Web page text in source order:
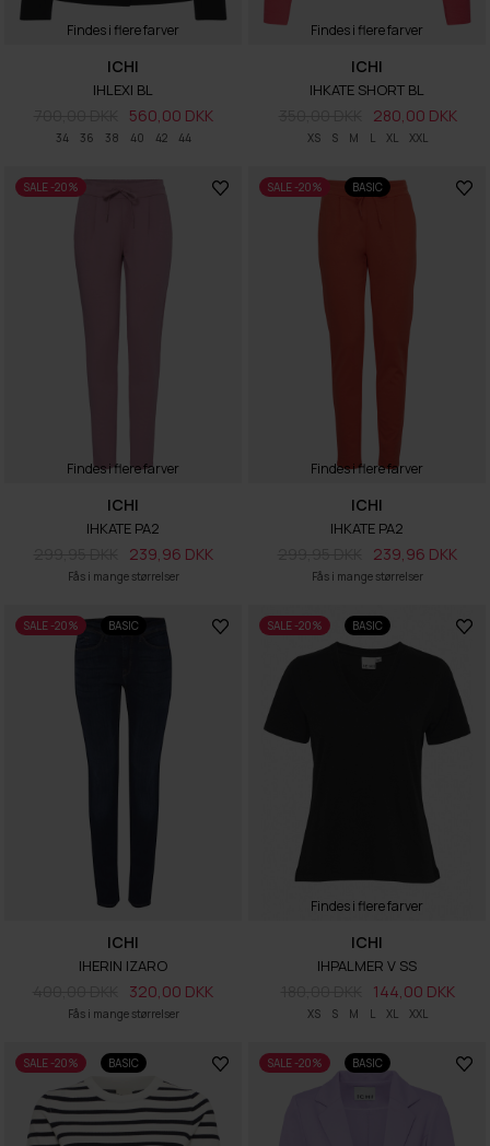
Findes i flere farver
34 36 38 40 42 44
ICHI
IHLEXI BL
560,00 DKK
Findes i flere farver
XS S M L XL XXL
ICHI
IHKATE SHORT BL
280,00 DKK
SALE -20%
Findes i flere farver
Fås i mange størrelser
ICHI
IHKATE PA2
239,96 DKK
SALE -20% BASIC
Findes i flere farver
Fås i mange størrelser
ICHI
IHKATE PA2
239,96 DKK
SALE -20% BASIC
Fås i mange størrelser
ICHI
IHERIN IZARO
320,00 DKK
SALE -20% BASIC
Findes i flere farver
XS S M L XL XXL
ICHI
IHPALMER V SS
144,00 DKK
SALE -20% BASIC SALE -20% BASIC